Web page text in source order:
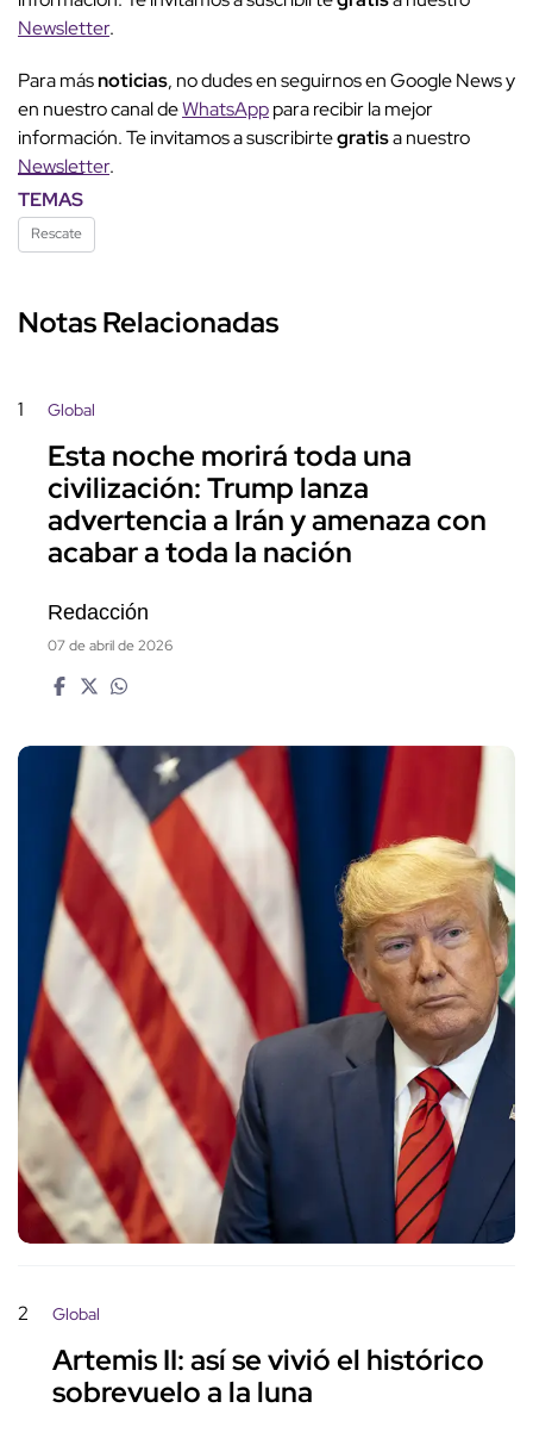
Newsletter.
Para másnoticias, no dudes en seguirnos en Google News y
en nuestro canal deWhatsApppara recibir la mejor
información. Te invitamos a suscribirtegratisa nuestro
Newsletter.
TEMAS
Rescate
Notas Relacionadas
1 Global
Esta noche morirá toda una
civilización: Trump lanza
advertencia a Irán y amenaza con
acabar a toda la nación
Redacción
07 de abril de 2026
2 Global
Artemis II: así se vivió el histórico
sobrevuelo a la luna